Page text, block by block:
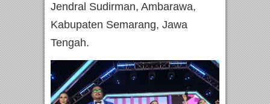
Jendral Sudirman, Ambarawa,
Kabupaten Semarang, Jawa
Tengah.